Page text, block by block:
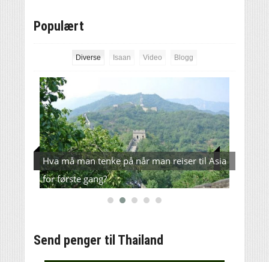
Populært
Diverse Isaan Video Blogg
Hva må man tenke på når man reiser til Asia
for første gang?
Send penger til Thailand